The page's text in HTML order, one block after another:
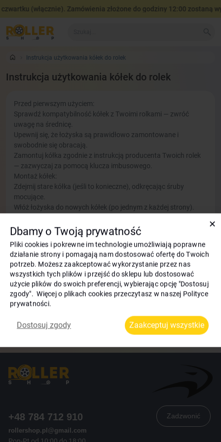
(włącznie). Zamówienia złożone do godziny 12:00 zostaną
Instrukcja użytkowania kółek do rolek
Instrukcja użytkowania kółek do rolek
Przed pierwszym użyciem:
Sprawdź kompatybilność kółek z Twoimi rolkami — zwróć
uwagę na średnicę.
Upewnij się, że łożyska są prawidłowo zamontowane i
swobodnie się obracają.
Zamontuj kółka zgodnie z instrukcją producenta Twoich rolek
— zazwyczaj za pomocą klucza imbusowego.
Montaż kółek:
Zdejmij stare kółka (jeśli to konieczne), odkręcając śruby
mocujące.
Włóż łożyska do nowych kółek (po jednym z każdej strony).
za mocno — kółka powinny swobodnie się obracać.
Konserwacja i pielęgnacja:
Sprawdzaj stan kółek — w przypadku pęknięć lub
nierównomiernego zużycia należy je wymienić.
Aby zużycie było równomierne, zaleca się okresowo zamieniać
miejscami przednie i tylne kółka.
Ważne:
Unikaj jazdy po żwirze, piasku i mokrej nawierzchni — to
Jeśli podczas jazdy pojawią się trudności (hałas, opór),
sprawdź stan łożysk i mocowanie.
+48 784 712 910
rollershop.pl@gmail.com
Zadzwonić
✕
Dbamy o Twoją prywatność
Pliki cookies i pokrewne im technologie umożliwiają poprawne
działanie strony i pomagają nam dostosować ofertę do Twoich
potrzeb. Możesz zaakceptować wykorzystanie przez nas
wszystkich tych plików i przejść do sklepu lub dostosować
użycie plików do swoich preferencji, wybierając opcję "Dostosuj
zgody". Więcej o plikach cookies przeczytasz w naszej Polityce
prywatności.
Dostosuj zgody Zaakceptuj wszystkie